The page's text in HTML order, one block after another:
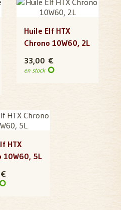
Huile Elf HTX
Chrono 10W60, 2L
33,00 €
en stock
HTX
10W60, 5L